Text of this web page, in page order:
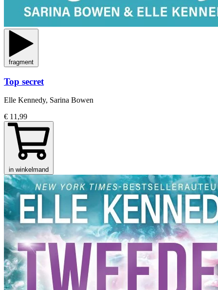
fragment
Top secret
Elle Kennedy, Sarina Bowen
€ 11,99
in winkelmand